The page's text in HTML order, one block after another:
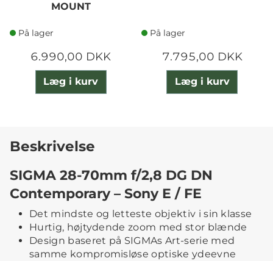
MOUNT
På lager
6.990,00 DKK
Læg i kurv
På lager
7.795,00 DKK
Læg i kurv
Beskrivelse
SIGMA 28-70mm f/2,8 DG DN
Contemporary – Sony E / FE
Det mindste og letteste objektiv i sin klasse
Hurtig, højtydende zoom med stor blænde
Design baseret på SIGMAs Art-serie med
samme kompromisløse optiske ydeevne